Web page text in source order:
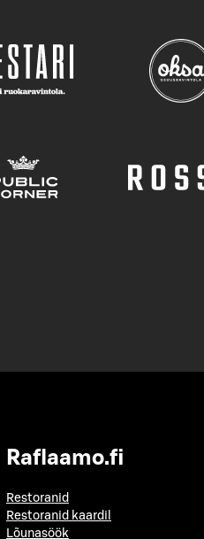
Raflaamo.fi
Restoranid
Restoranid kaardil
Lõunasöök